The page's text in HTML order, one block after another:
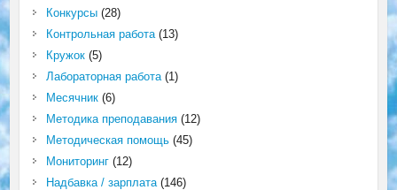
Конкурсы(28)
Контрольная работа(13)
Кружок(5)
Лабораторная работа(1)
Месячник(6)
Методика преподавания(12)
Методическая помощь(45)
Мониторинг(12)
Надбавка / зарплата(146)